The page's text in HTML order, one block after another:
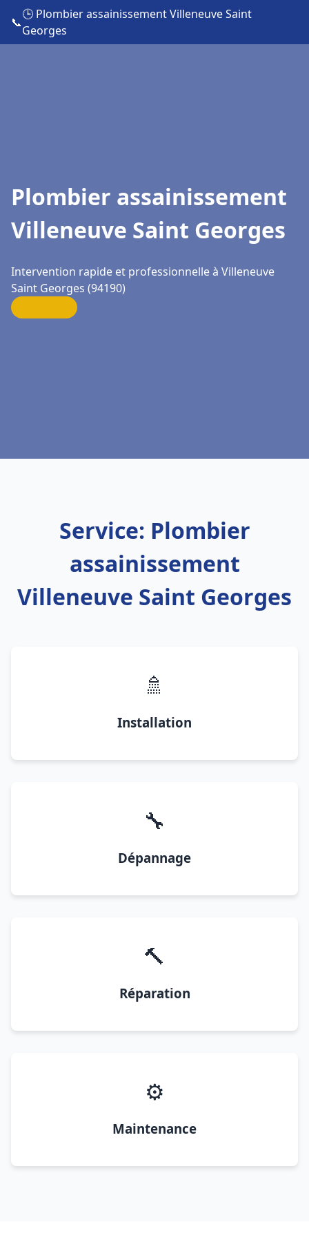
📞
🕒 Plombier assainissement Villeneuve Saint
Georges
Plombier assainissement
Villeneuve Saint Georges
Intervention rapide et professionnelle à Villeneuve
Saint Georges (94190)
Service: Plombier
assainissement
Villeneuve Saint Georges
🚿
Installation
🔧
Dépannage
🔨
Réparation
⚙️
Maintenance